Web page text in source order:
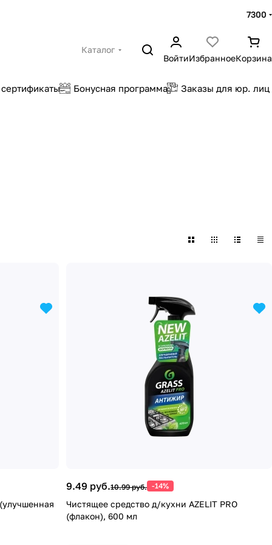
7300
Каталог
ВойтиИзбранноеКорзина
Бонусная программа Заказы для юр. лиц
9.49 руб.10.99 руб. -14%
Чистящее средство д/кухни AZELIT PRO
(флакон), 600 мл